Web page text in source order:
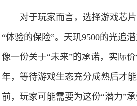
对于玩家而言，选择游戏芯
“体验的保险”。天玑9500的光追
像一份关于“未来”的承诺，实际
年，等待游戏生态充分成熟后才
前，玩家可能需要为这份“潜力”